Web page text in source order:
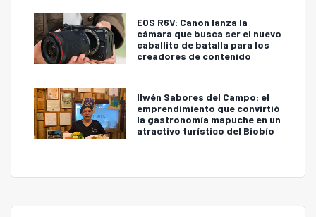
EOS R6V: Canon lanza la
cámara que busca ser el nuevo
caballito de batalla para los
creadores de contenido
Ilwén Sabores del Campo: el
emprendimiento que convirtió
la gastronomía mapuche en un
atractivo turístico del Biobío